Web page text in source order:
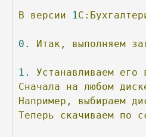
В версии 1
0. Итак, выполняем
1. Устанавливаем его
Сначала
на любом
Например,
выбираем
Теперь
скачиваем по